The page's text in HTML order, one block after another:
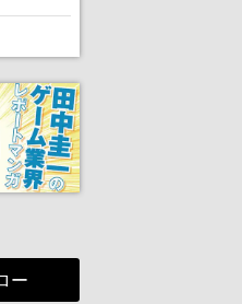
ー